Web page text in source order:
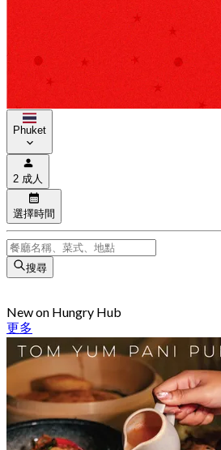
Phuket
2 成人
選擇時間
搜尋
New on Hungry Hub
更多